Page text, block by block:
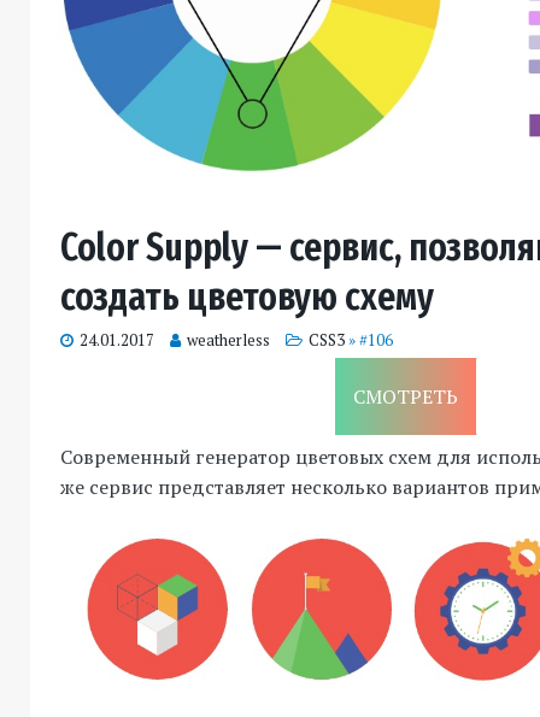
Color Supply — сервис,
создать цветовую схему
24.01.2017 weatherless CSS3» #106
СМОТРЕТЬ
Современный генератор цветовых схем для
же сервис представляет несколько вариантов